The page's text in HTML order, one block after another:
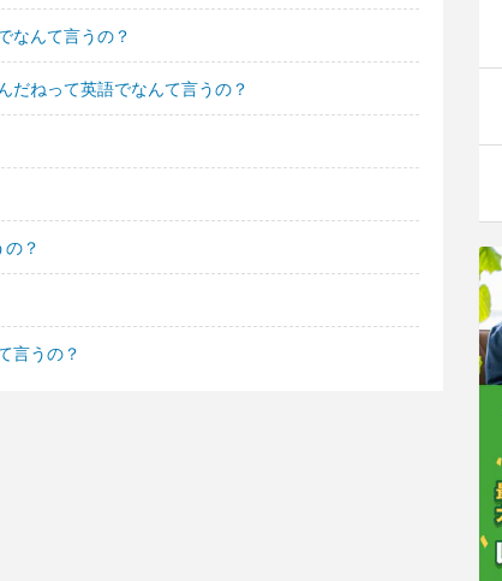
なんて言うの？
だねって英語でなんて言うの？
？
言うの？